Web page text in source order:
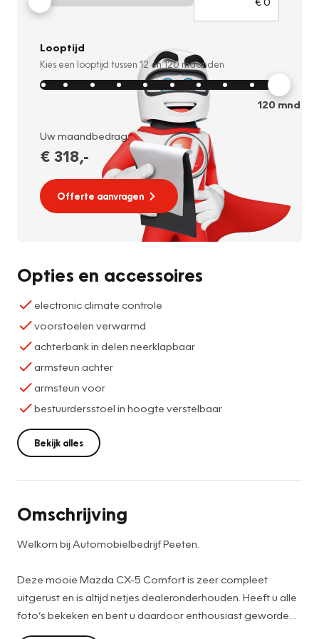
Looptijd
Kies een looptijd tussen 12 en120 maanden
120mnd
Uw maandbedrag:
€ 318,-
Offerte aanvragen
Opties en accessoires
electronic climate controle
voorstoelen verwarmd
achterbank in delen neerklapbaar
armsteun achter
armsteun voor
bestuurdersstoel in hoogte verstelbaar
Bekijk alles
Omschrijving
Welkom bij Automobielbedrijf Peeten.
Deze mooie Mazda CX-5 Comfort is zeer compleet
uitgerust en is altijd netjes dealeronderhouden. Heeft u alle
foto’s bekeken en bent u daardoor enthousiast geworden
van deze auto, dan nodigen we u uit om dit model te